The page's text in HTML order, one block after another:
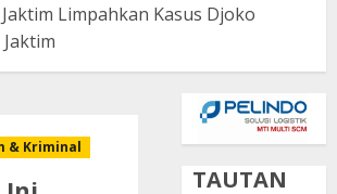
Limpahkan Kasus Djoko
& Kriminal
TAUTAN